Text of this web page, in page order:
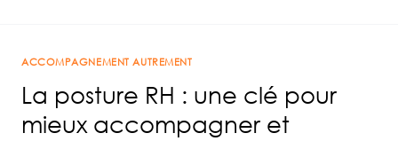
ACCOMPAGNEMENT AUTREMENT
La posture RH : une clé pour
mieux accompagner et